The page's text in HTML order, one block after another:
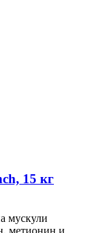
15 кг
мускули
метионин и